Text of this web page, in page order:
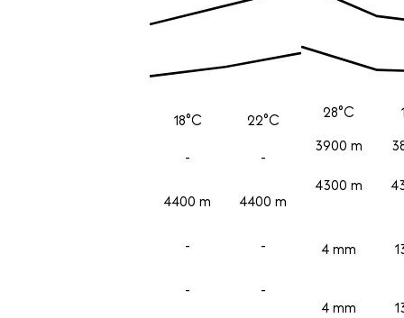
18°C
-
4400 m
-
-
22°C
-
4400 m
-
-
28°C
3900 m
4300 m
4 mm
4 mm